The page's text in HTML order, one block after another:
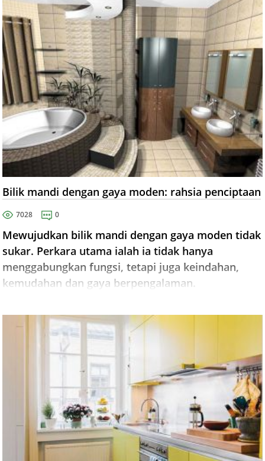
Bilik mandi dengan gaya moden: rahsia penciptaan
7028 0
Mewujudkan bilik mandi dengan gaya moden tidak
sukar. Perkara utama ialah ia tidak hanya
menggabungkan fungsi, tetapi juga keindahan,
kemudahan dan gaya berpengalaman.